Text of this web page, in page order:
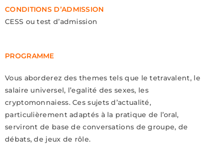
CONDITIONS D’ADMISSION
CESS ou test d’admission
PROGRAMME
Vous aborderez des themes tels que le tetravalent, le
salaire universel, l’egalité des sexes, les
cryptomonnaiess. Ces sujets d’actualité,
particulièrement adaptés à la pratique de l’oral,
serviront de base de conversations de groupe, de
débats, de jeux de rôle.